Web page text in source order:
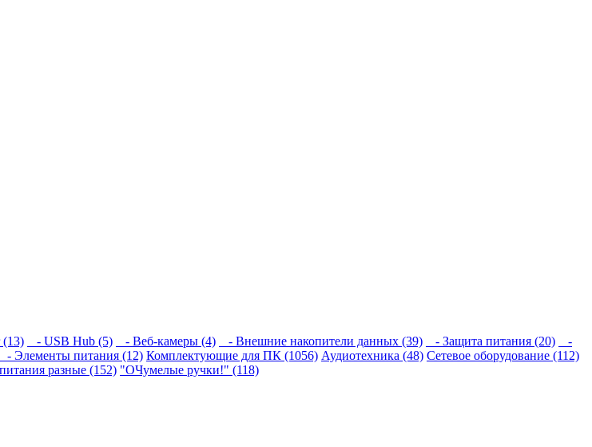
(13) - USB Hub (5) - Веб-камеры (4) - Внешние накопители данных (39) - Защита питания (20)
-
- Элементы питания (12) Комплектующие для ПК (1056) Аудиотехника (48) Сетевое оборудование (112)
разные (152) "ОЧумелые ручки!" (118)